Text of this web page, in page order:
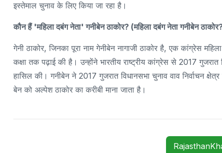
इस्तेमाल चुनाव के लिए किया जा रहा है।
कौन हैं 'महिला दबंग नेता' गनीबेन ठाकोर? (महिला दबंग नेता गनीबेन
गेनी ठाकोर, जिनका पूरा नाम गेनीबेन नागाजी ठाकोर है, एक कांग्रेस
कक्षा तक पढ़ाई की है। उन्होंने भारतीय राष्ट्रीय कांग्रेस से 2017
हासिल की। गनीबेन ने 2017 गुजरात विधानसभा चुनाव वाव
बेन को अल्पेश ठाकोर का करीबी माना जाता है।